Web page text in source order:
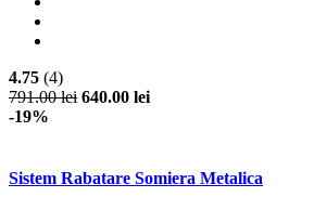
4.75 (4)
791.00 lei 640.00 lei
-19%
Sistem Rabatare Somiera Metalica